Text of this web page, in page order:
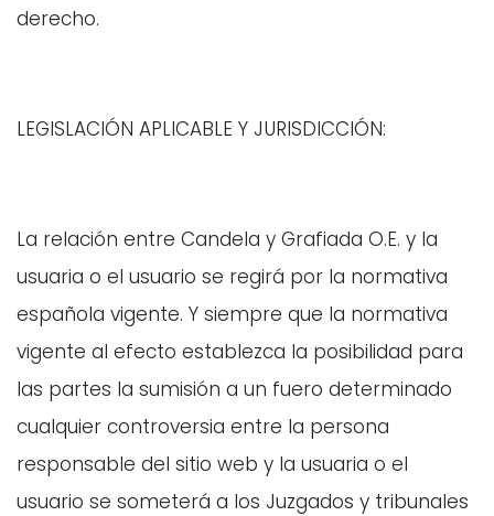
derecho.
LEGISLACIÓN APLICABLE Y JURISDICCIÓN:
La relación entre Candela y Grafiada O.E. y la
usuaria o el usuario se regirá por la normativa
española vigente. Y siempre que la normativa
vigente al efecto establezca la posibilidad para
las partes la sumisión a un fuero determinado
cualquier controversia entre la persona
responsable del sitio web y la usuaria o el
usuario se someterá a los Juzgados y tribunales